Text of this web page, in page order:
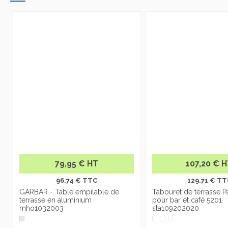
79,95 € HT
96.74 € TTC
GARBAR - Table empilable de
terrasse en aluminium
mho1032003
107,20 €
129.71 €
Tabouret de terrasse
pour bar et café 5201
sta109202020